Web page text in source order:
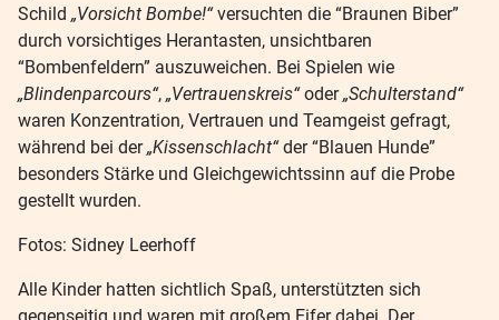
Schild „Vorsicht Bombe!“versuchten die “Braunen Biber”
durch vorsichtiges Herantasten, unsichtbaren
“Bombenfeldern” auszuweichen. Bei Spielen wie
„Blindenparcours“, „Vertrauenskreis“oder„Schulterstand“
waren Konzentration, Vertrauen und Teamgeist gefragt,
während bei der„Kissenschlacht“der “Blauen Hunde”
besonders Stärke und Gleichgewichtssinn auf die Probe
gestellt wurden.
Fotos: Sidney Leerhoff
Alle Kinder hatten sichtlich Spaß, unterstützten sich